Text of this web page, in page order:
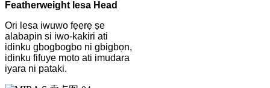
Featherweight lesa Head
Ori lesa iwuwo fẹẹrẹ ṣe
alabapin si iwo-kakiri ati
idinku gbogbogbo ni gbigbọn,
idinku fifuye mọto ati imudara
iyara ni pataki.